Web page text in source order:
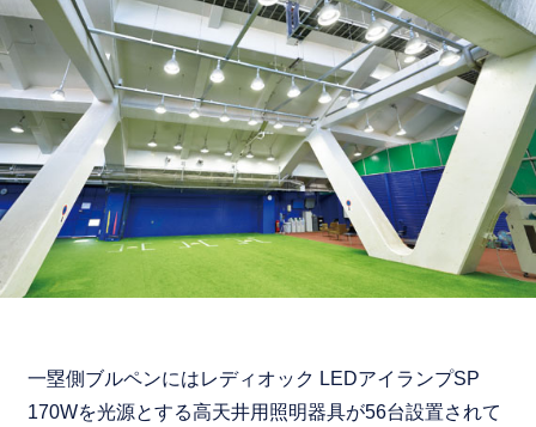
一塁側ブルペンにはレディオック LEDアイランプSP
170Wを光源とする高天井用照明器具が56台設置されて